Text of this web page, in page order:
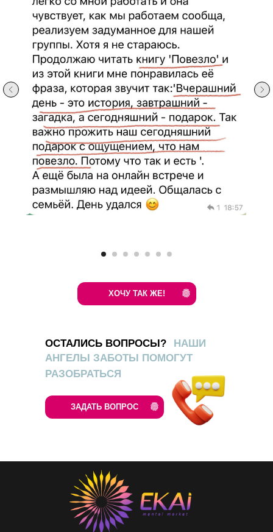
ХОЧУ ТАК ЖЕ!
ОСТАЛИСЬ ВОПРОСЫ?
ЗАДАТЬ ВОПРОС
АНГЕЛЫ ЗАБОТЫ ПОМОГУТ
РАЗОБРАТЬСЯ
НАШИ